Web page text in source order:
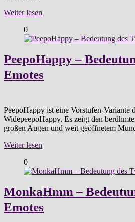
Weiter lesen
0
PeepoHappy –
Emotes
PeepoHappy ist eine Vorstufen-Variante
WidepeepoHappy. Es zeigt den
großen Augen und weit geöffnetem
Weiter lesen
0
MonkaHmm –
Emotes